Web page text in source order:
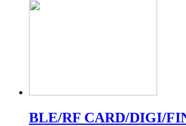
BLE/RF CARD/DIGI/